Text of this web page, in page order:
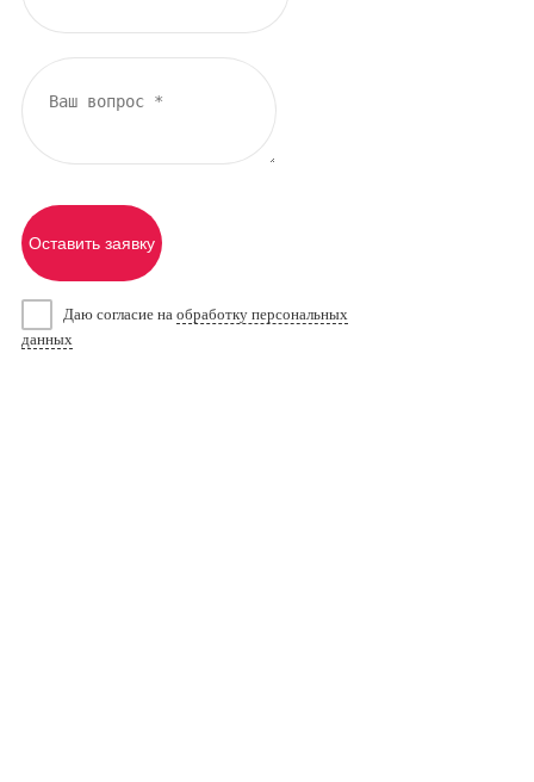
Оставить заявку
Даю согласие на обработку персональных
данных